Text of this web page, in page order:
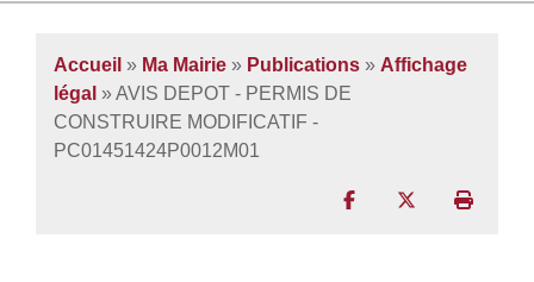
Accueil » Ma Mairie » Publications » Affichage
légal » AVIS DEPOT - PERMIS DE
CONSTRUIRE MODIFICATIF -
PC01451424P0012M01
Partager surPartager sur